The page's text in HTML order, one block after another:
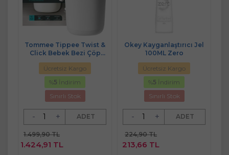
Tommee Tippee Twist &
Click Bebek Bezi Çöp
Kovası Sistemi (Yeni)
Ücretsiz Kargo
%5 İndirim
Sınırlı Stok
- + ADET
1.499,90 TL
1.424,91 TL
Okey Kayganlaştırıcı Jel
100ML Zero
Ücretsiz Kargo
%5 İndirim
Sınırlı Stok
- + ADET
224,90 TL
213,66 TL